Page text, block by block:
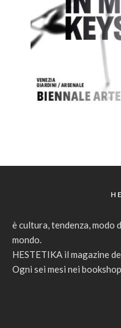
è cultura, tendenza, modo
mondo.
HESTETIKA il magazine
Ogni sei mesi nei